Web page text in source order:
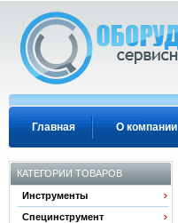
Главная О компании
КАТЕГОРИИ ТОВАРОВ
Инструменты
Специнструмент